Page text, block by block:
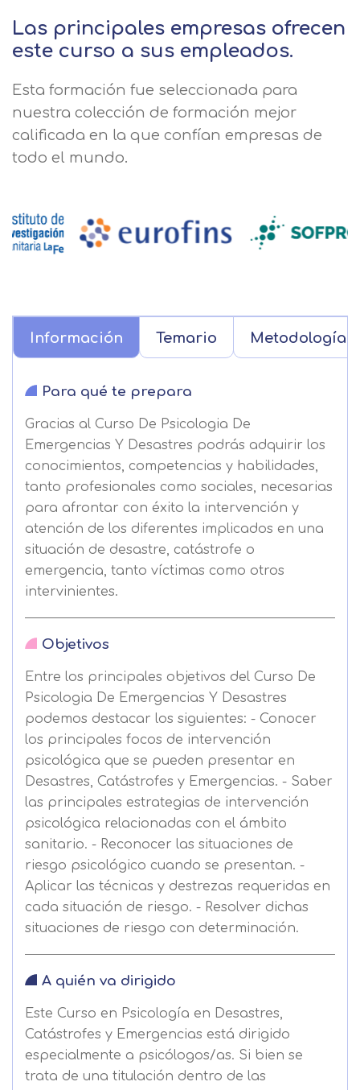
Las principales empresas ofrecen
este curso a sus empleados.
Esta formación fue seleccionada para
nuestra colección de formación mejor
calificada en la que confían empresas de
todo el mundo.
Información Temario Metodología
Para qué te prepara
Gracias al Curso De Psicologia De
Emergencias Y Desastres podrás adquirir los
conocimientos, competencias y habilidades,
tanto profesionales como sociales, necesarias
para afrontar con éxito la intervención y
atención de los diferentes implicados en una
situación de desastre, catástrofe o
emergencia, tanto víctimas como otros
intervinientes.
Objetivos
Entre los principales objetivos del Curso De
Psicologia De Emergencias Y Desastres
podemos destacar los siguientes: - Conocer
los principales focos de intervención
psicológica que se pueden presentar en
Desastres, Catástrofes y Emergencias. - Saber
las principales estrategias de intervención
psicológica relacionadas con el ámbito
sanitario. - Reconocer las situaciones de
riesgo psicológico cuando se presentan. -
Aplicar las técnicas y destrezas requeridas en
cada situación de riesgo. - Resolver dichas
situaciones de riesgo con determinación.
A quién va dirigido
Este Curso en Psicología en Desastres,
Catástrofes y Emergencias está dirigido
especialmente a psicólogos/as. Si bien se
trata de una titulación dentro de las